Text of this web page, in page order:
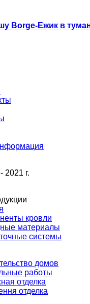
Borge-Ежик в
2021 г.
кровли
материалы
системы
домов
работы
отделка
отделка